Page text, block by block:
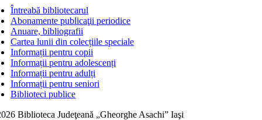
Întreabă bibliotecarul
Abonamente publicaţii periodice
Anuare, bibliografii
Cartea lunii din colecțiile speciale
Informații pentru copii
Informații pentru adolescenți
Informații pentru adulți
Informații pentru seniori
Biblioteci publice
Biblioteca Judeţeană „Gheorghe Asachi” Iaşi